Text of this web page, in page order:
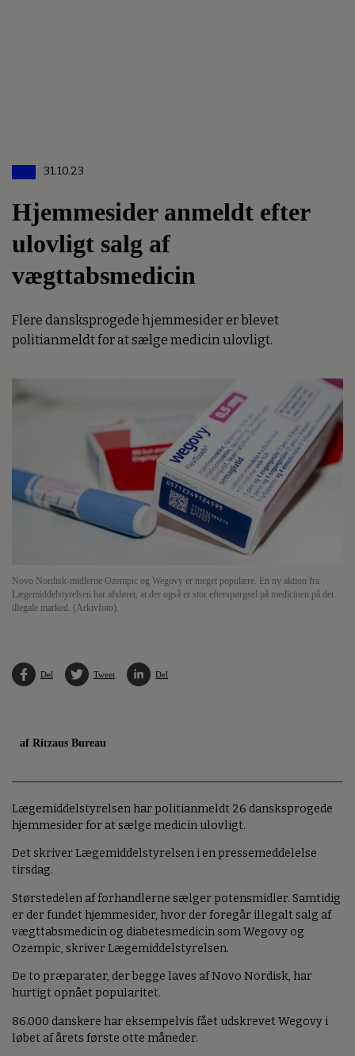
31.10.23
Hjemmesider anmeldt efter
ulovligt salg af
vægttabsmedicin
Flere dansksprogede hjemmesider er blevet
politianmeldt for at sælge medicin ulovligt.
Novo Nordisk-midlerne Ozempic og Wegovy er meget populære. En ny aktion fra
Lægemiddelstyrelsen har afsløret, at der også er stor efterspørgsel på medicinen på det
illegale marked. (Arkivfoto).
Del Tweet Del
af Ritzaus Bureau
Lægemiddelstyrelsen har politianmeldt 26 dansksprogede
hjemmesider for at sælge medicin ulovligt.
Det skriver Lægemiddelstyrelsen i en pressemeddelelse
tirsdag.
Størstedelen af forhandlerne sælger potensmidler. Samtidig
er der fundet hjemmesider, hvor der foregår illegalt salg af
vægttabsmedicin og diabetesmedicin som Wegovy og
Ozempic, skriver Lægemiddelstyrelsen.
De to præparater, der begge laves af Novo Nordisk, har
hurtigt opnået popularitet.
86.000 danskere har eksempelvis fået udskrevet Wegovy i
løbet af årets første otte måneder.